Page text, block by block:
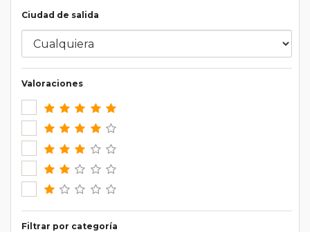
Ciudad de salida
Valoraciones
Filtrar por categoría